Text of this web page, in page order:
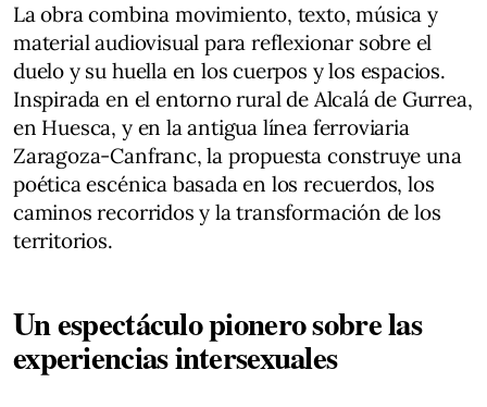
La obra combina movimiento, texto, música y
material audiovisual para reflexionar sobre el
duelo y su huella en los cuerpos y los espacios.
Inspirada en el entorno rural de Alcalá de Gurrea,
en Huesca, y en la antigua línea ferroviaria
Zaragoza-Canfranc, la propuesta construye una
poética escénica basada en los recuerdos, los
caminos recorridos y la transformación de los
territorios.
Un espectáculo pionero sobre las
experiencias intersexuales